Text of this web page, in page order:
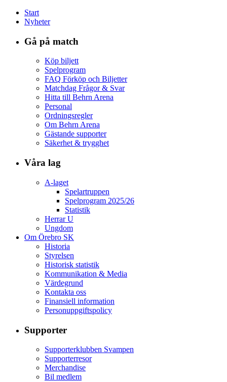
Start
Nyheter
Gå på match
Köp biljett
Spelprogram
FAQ Förköp och Biljetter
Matchdag Frågor & Svar
Hitta till Behrn Arena
Personal
Ordningsregler
Om Behrn Arena
Gästande supporter
Säkerhet & trygghet
Våra lag
A-laget
Spelartruppen
Spelprogram 2025/26
Statistik
Herrar U
Ungdom
Om Örebro SK
Historia
Styrelsen
Historisk statistik
Kommunikation & Media
Värdegrund
Kontakta oss
Finansiell information
Personuppgiftspolicy
Supporter
Supporterklubben Svampen
Supporterresor
Merchandise
Bil medlem